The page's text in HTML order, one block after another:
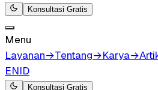
Konsultasi Gratis
Menu
Layanan→Tentang→Karya→
ENID
Konsultasi Gratis